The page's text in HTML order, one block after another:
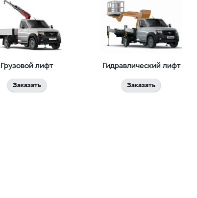
Грузовой лифт
Заказать
Гидравлический лифт
Заказать